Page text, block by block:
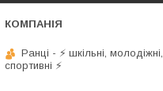
Ранці - ⚡ шкільні, молодіжні,
спортивні ⚡